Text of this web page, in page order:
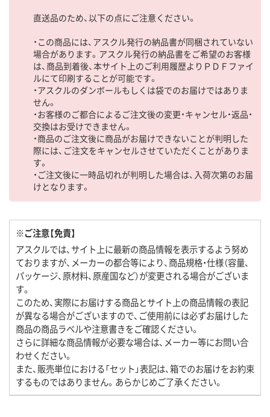
直送品のため、以下の点にご注意ください。
・この商品には、アスクル発行の納品書が同梱されていない
場合があります。アスクル発行の納品書をご希望のお客様
は、商品到着後、本サイト上のご利用履歴よりＰＤＦファイ
ルにて印刷することが可能です。
・アスクルのダンボールもしくは袋でのお届けではありま
せん。
・お客様のご都合によるご注文後の変更・キャンセル・返品・
交換はお受けできません。
・商品のご注文後に商品がお届けできないことが判明した
際には、ご注文をキャンセルさせていただくことがありま
す。
・ご注文後に一時品切れが判明した場合は、入荷次第のお届
けとなります。
※ご注意【免責】
アスクルでは、サイト上に最新の商品情報を表示するよう努め
ておりますが、メーカーの都合等により、商品規格・仕様（容量、
パッケージ、原材料、原産国など）が変更される場合がございま
す。
このため、実際にお届けする商品とサイト上の商品情報の表記
が異なる場合がございますので、ご使用前には必ずお届けした
商品の商品ラベルや注意書きをご確認ください。
さらに詳細な商品情報が必要な場合は、メーカー等にお問い合
わせください。
また、販売単位における「セット」表記は、箱でのお届けをお約束
するものではありません。あらかじめご了承ください。